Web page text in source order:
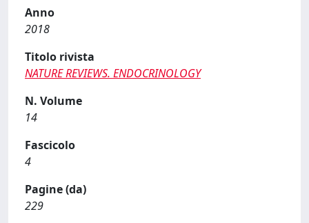
Anno
2018
Titolo rivista
NATURE REVIEWS. ENDOCRINOLOGY
N. Volume
14
Fascicolo
4
Pagine (da)
229